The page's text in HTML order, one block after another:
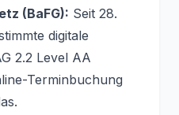
(BaFG): Seit 28.
digitale
2.2 Level AA
Terminbuchung